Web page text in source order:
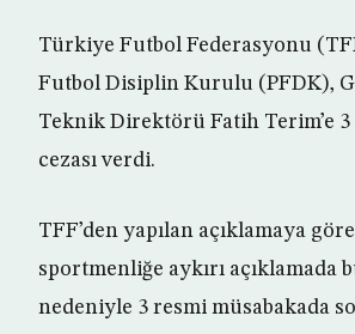
Türkiye Futbol Federasyonu
Futbol Disiplin Kurulu (PFDK),
Teknik Direktörü Fatih Terim’e 3
cezası verdi.
TFF’den yapılan açıklamaya
sportmenliğe aykırı açıklamada
nedeniyle 3 resmi müsabakada